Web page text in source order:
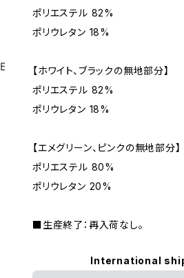
ポリエステル 82%
ポリウレタン 18%
【ホワイト、ブラックの無地部分】
ポリエステル 82%
ポリウレタン 18%
【エメグリーン、ピンクの無地部分】
ポリエステル 80%
ポリウレタン 20%
■生産終了：再入荷なし。
International